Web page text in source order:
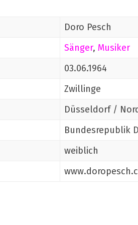
Doro Pesch
Sänger, Musiker
03.06.1964
Zwillinge
Düsseldorf /
Bundesrepublik
weiblich